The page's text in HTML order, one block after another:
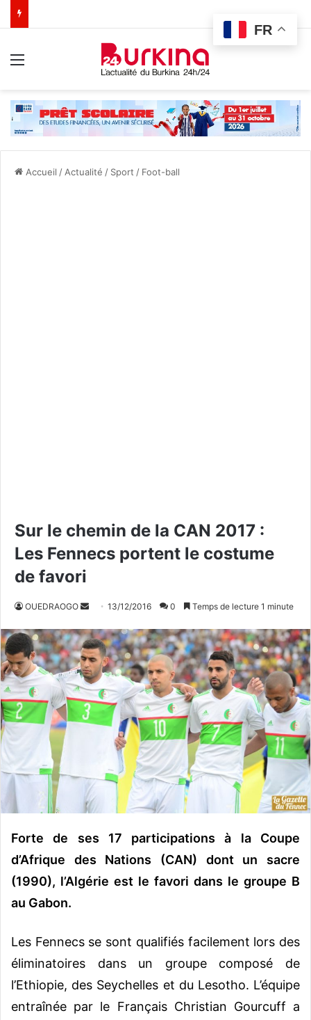
Accueil / Actualité / Sport / Foot-ball
Sur le chemin de la CAN 2017 :
Les Fennecs portent le costume
de favori
OUEDRAOGO
v
o
y
e
r
u
u
r
i
e
13/12/2016 0 Temps de lecture 1 minute
Forte de ses 17 participations à la Coupe
d’Afrique des Nations (CAN) dont un sacre
(1990), l’Algérie est le favori dans le groupe B
au Gabon.
Les Fennecs se sont qualifiés facilement lors des
éliminatoires dans un groupe composé de
l’Ethiopie, des Seychelles et du Lesotho. L’équipe
entraînée par le Français Christian Gourcuff a
FR